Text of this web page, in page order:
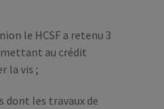
le HCSF a retenu 3
au crédit
la vis ;
dont les travaux de